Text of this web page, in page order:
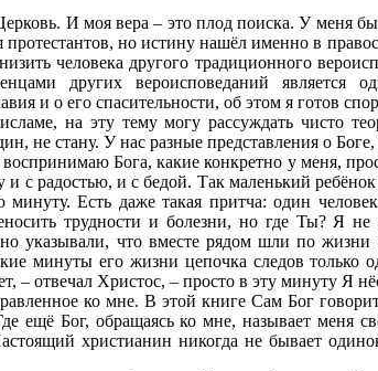
И моя вера – это плод поиска. У меня
но истину нашёл именно в
человека другого традиционного
других вероисповеданий является
и о его спасительности, об этом я готов
на эту тему могу рассуждать чисто
не стану. У нас разные представления о
Бога, какие конкретно у меня,
с радостью, и с бедой. Так маленький
минуту. Есть даже такая притча: один
трудности и болезни, но где Ты? Я
указывали, что вместе рядом шли по жизни
минуты его жизни цепочка следов только
– отвечал Христос, – просто в эту минуту Я
ко мне. В этой книге Сам Бог
ещё Бог, обращаясь ко мне, называет меня
христианин никогда не бывает